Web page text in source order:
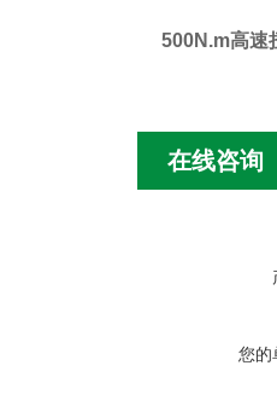
500N.m高速
在线咨询
您的